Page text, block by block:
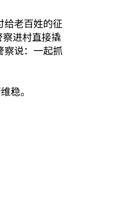
给老百姓的征
进村直接撬
察说：一起抓
稳。